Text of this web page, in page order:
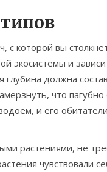
с которой вы
экосистемы и
должна
что пагубно
и его
растениями, не
чувствовали